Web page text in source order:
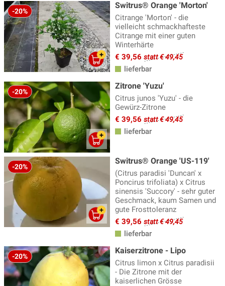
-20%
Switrus® Orange 'Morton'
Citrange 'Morton' - die
vielleicht schmackhafteste
Citrange mit einer guten
Winterhärte
€ 39,56 statt € 49,45
lieferbar
-20%
Zitrone 'Yuzu'
Citrus junos 'Yuzu' - die
Gewürz-Zitrone
€ 39,56 statt € 49,45
lieferbar
-20%
Switrus® Orange 'US-119'
(Citrus paradisi 'Duncan' x
Poncirus trifoliata) x Citrus
sinensis 'Succory' - sehr guter
Geschmack, kaum Samen und
gute Frosttoleranz
€ 39,56 statt € 49,45
lieferbar
-20%
Kaiserzitrone - Lipo
Citrus limon x Citrus paradisii
- Die Zitrone mit der
kaiserlichen Grösse